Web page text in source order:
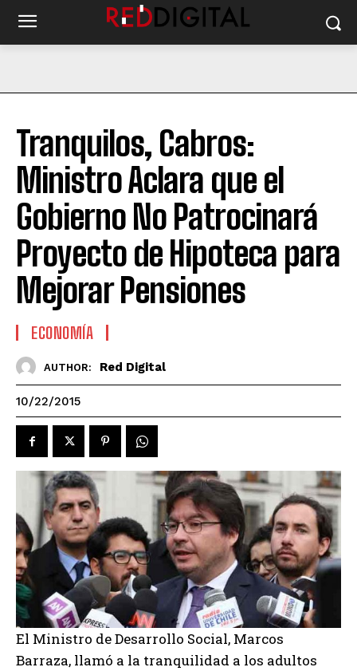
Tranquilos, Cabros:
Ministro Aclara que el
Gobierno No Patrocinará
Proyecto de Hipoteca para
Mejorar Pensiones
ECONOMÍA
AUTHOR: Red Digital
10/22/2015
El Ministro de Desarrollo Social, Marcos
Barraza, llamó a la tranquilidad a los adultos